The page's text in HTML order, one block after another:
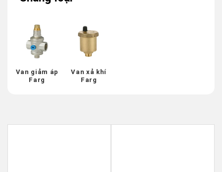
Van giảm áp
Farg
Van xả khí
Farg